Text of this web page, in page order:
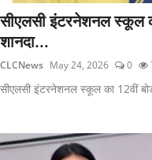
सीएलसी इंटरनेशनल स्कूल का
शानदा...
CLCNews May 24, 2026 0
सीएलसी इंटरनेशनल स्कूल का 12वीं बोर्ड